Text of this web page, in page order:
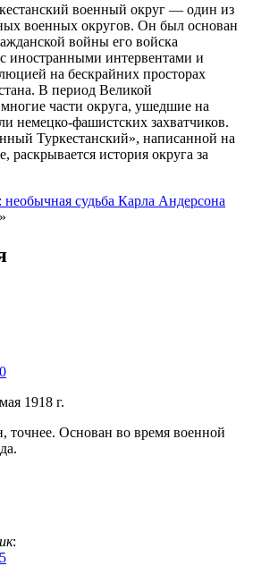
военный округ — один из
военных округов. Он был основан
войны его войска
иностранными интервентами и
на бескрайних просторах
В период Великой
части округа, ушедшие на
немецко-фашистских захватчиков.
Туркестанский», написанной на
раскрывается история округа за
необычная судьба Карла Андерсона
»
1918 г.
точнее. Основан во время военной
: